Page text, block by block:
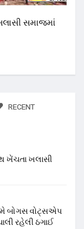
સમાજમાં
RECENT
ખેંચતા ખલાસી
બોગસ વોટ્સએપ
રહેલી ઠગાઈ